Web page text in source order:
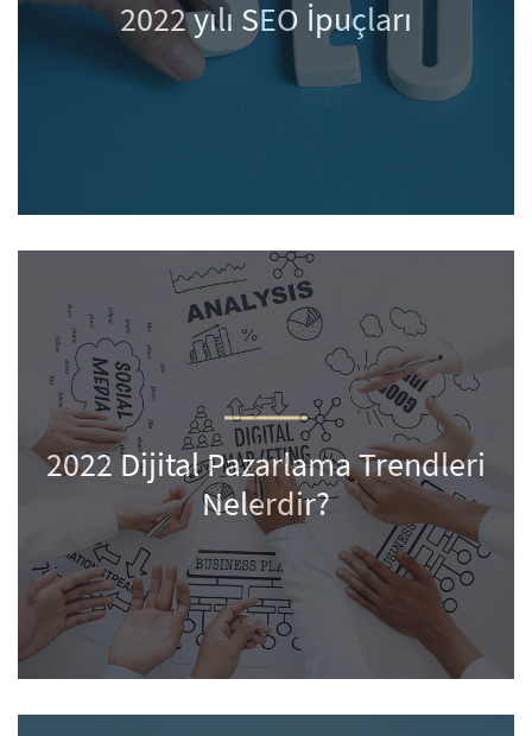
2022 yılı SEO İpuçları
2022 Dijital Pazarlama Trendleri
Nelerdir?